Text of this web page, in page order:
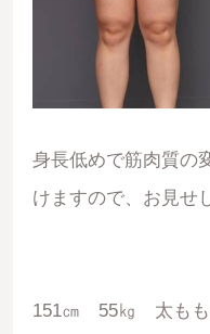
身長低めで筋肉質の
けますので、お見せ
151㎝ 55㎏ 太もも